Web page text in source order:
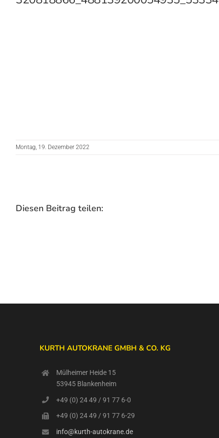
Montag, 19. Dezember 2022
Diesen Beitrag teilen:
KURTH AUTOKRANE GMBH & CO. KG
Mülheimer Heide 15
53945 Blankenheim
+49 (0) 24 49 / 91 77 6-0
+49 (0) 24 49 / 91 77 6-29
info@kurth-autokrane.de